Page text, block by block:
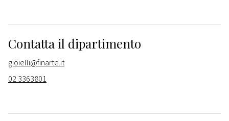
Contatta il dipartimento
gioielli@finarte.it
02 3363801